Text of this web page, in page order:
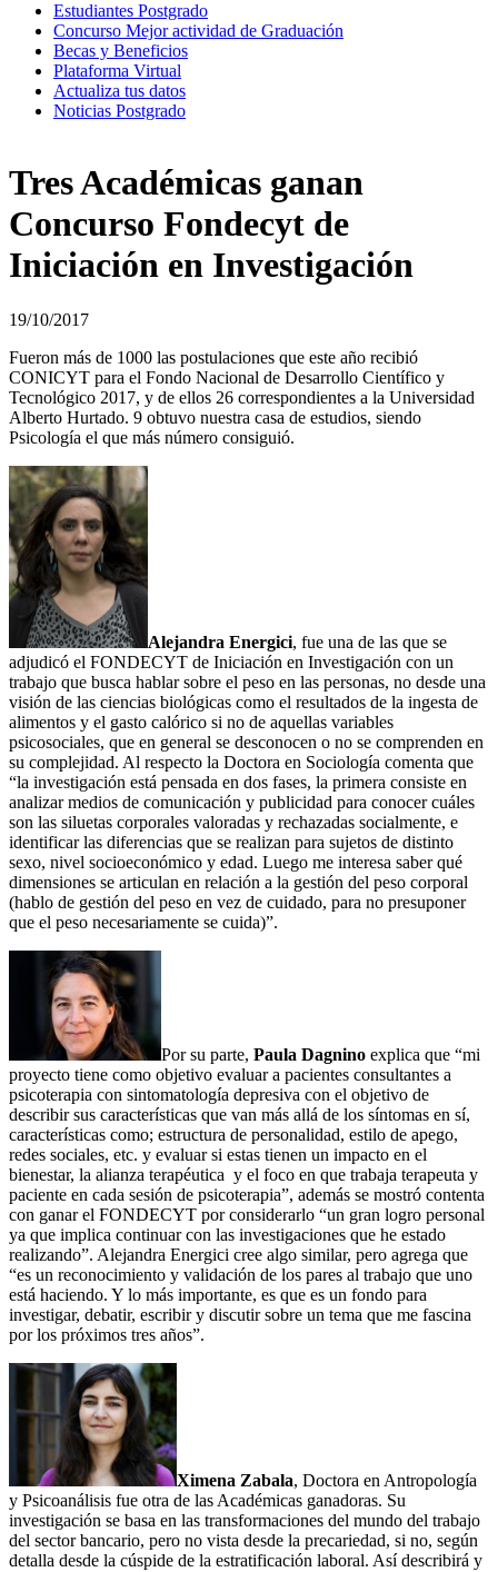
Estudiantes Postgrado
Concurso Mejor actividad de Graduación
Becas y Beneficios
Plataforma Virtual
Actualiza tus datos
Noticias Postgrado
Tres Académicas ganan
Concurso Fondecyt de
Iniciación en Investigación
19/10/2017
Fueron más de 1000 las postulaciones que este año recibió
CONICYT para el Fondo Nacional de Desarrollo Científico y
Tecnológico 2017, y de ellos 26 correspondientes a la Universidad
Alberto Hurtado. 9 obtuvo nuestra casa de estudios, siendo
Psicología el que más número consiguió.
Alejandra Energici, fue una de las que se
adjudicó el FONDECYT de Iniciación en Investigación con un
trabajo que busca hablar sobre el peso en las personas, no desde una
visión de las ciencias biológicas como el resultados de la ingesta de
alimentos y el gasto calórico si no de aquellas variables
psicosociales, que en general se desconocen o no se comprenden en
su complejidad. Al respecto la Doctora en Sociología comenta que
“la investigación está pensada en dos fases, la primera consiste en
analizar medios de comunicación y publicidad para conocer cuáles
son las siluetas corporales valoradas y rechazadas socialmente, e
identificar las diferencias que se realizan para sujetos de distinto
sexo, nivel socioeconómico y edad. Luego me interesa saber qué
dimensiones se articulan en relación a la gestión del peso corporal
(hablo de gestión del peso en vez de cuidado, para no presuponer
que el peso necesariamente se cuida)”.
Por su parte, Paula Dagnino explica que “mi
proyecto tiene como objetivo evaluar a pacientes consultantes a
psicoterapia con sintomatología depresiva con el objetivo de
describir sus características que van más allá de los síntomas en sí,
características como; estructura de personalidad, estilo de apego,
redes sociales, etc. y evaluar si estas tienen un impacto en el
bienestar, la alianza terapéutica y el foco en que trabaja terapeuta y
paciente en cada sesión de psicoterapia”, además se mostró contenta
con ganar el FONDECYT por considerarlo “un gran logro personal
ya que implica continuar con las investigaciones que he estado
realizando”. Alejandra Energici cree algo similar, pero agrega que
“es un reconocimiento y validación de los pares al trabajo que uno
está haciendo. Y lo más importante, es que es un fondo para
investigar, debatir, escribir y discutir sobre un tema que me fascina
por los próximos tres años”.
Ximena Zabala, Doctora en Antropología
y Psicoanálisis fue otra de las Académicas ganadoras. Su
investigación se basa en las transformaciones del mundo del trabajo
del sector bancario, pero no vista desde la precariedad, si no, según
detalla desde la cúspide de la estratificación laboral. Así describirá y